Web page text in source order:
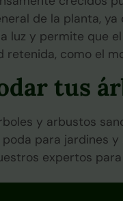
de la planta,
luz y permite que
retenida, como el
tus
y arbustos
para jardines y
expertos